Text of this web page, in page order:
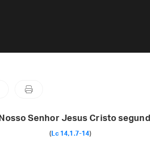
Senhor Jesus Cristo
(Lc 14,1.7-14)